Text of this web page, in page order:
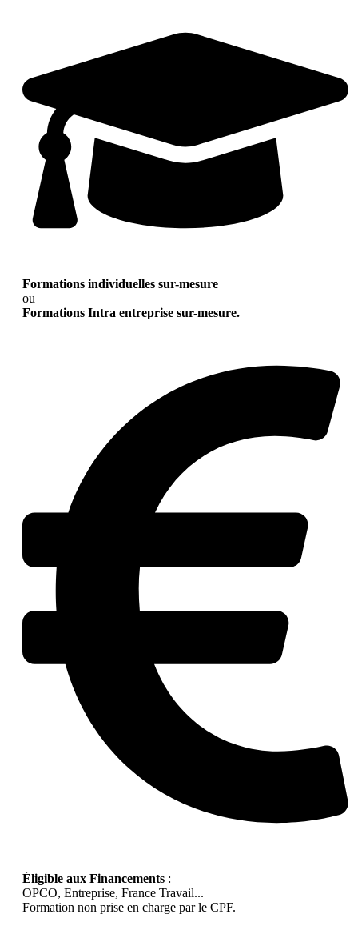
Formations individuelles sur-mesure
ou
Formations Intra entreprise sur-mesure.
Éligible aux Financements :
OPCO, Entreprise, France Travail...
Formation non prise en charge par le CPF.